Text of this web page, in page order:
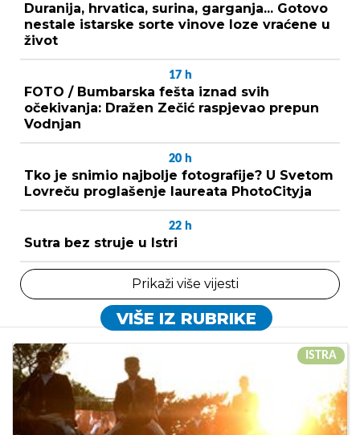
Duranija, hrvatica, surina, garganja... Gotovo
nestale istarske sorte vinove loze vraćene u
život
17 h
FOTO / Bumbarska fešta iznad svih
očekivanja: Dražen Zečić raspjevao prepun
Vodnjan
20 h
Tko je snimio najbolje fotografije? U Svetom
Lovreču proglašenje laureata PhotoCityja
22 h
Sutra bez struje u Istri
Prikaži više vijesti
VIŠE IZ RUBRIKE
ISTRA